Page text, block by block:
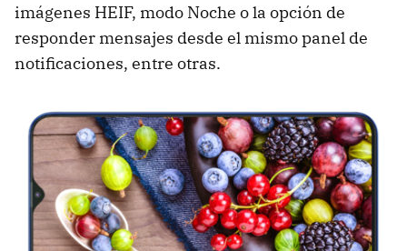
imágenes HEIF, modo Noche o la opción de
responder mensajes desde el mismo panel de
notificaciones, entre otras.